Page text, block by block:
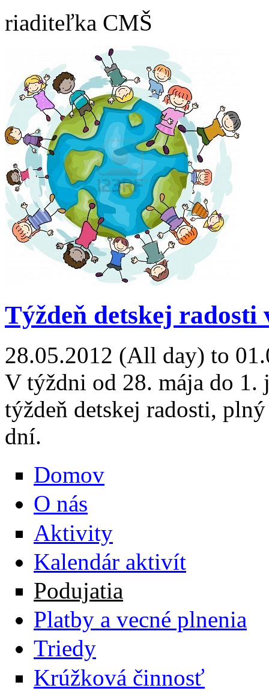
riaditeľka CMŠ
Týždeň detskej radosti
28.05.2012 (All day) to
V týždni od 28. mája do 1.
týždeň detskej radosti,
dní.
Domov
O nás
Aktivity
Kalendár aktivít
Podujatia
Platby a vecné plnenia
Triedy
Krúžková činnosť